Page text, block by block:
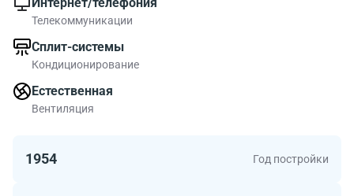
Телекоммуникации
Сплит-системы
Кондиционирование
Естественная
Вентиляция
1954 Год постройки